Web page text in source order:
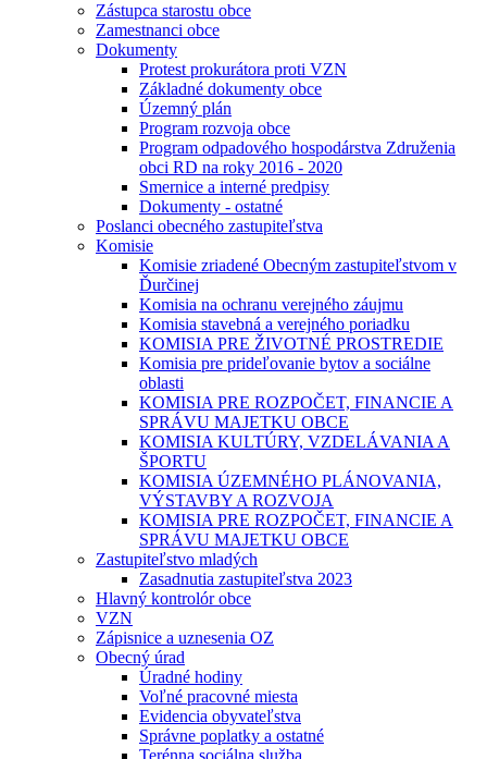
Zástupca starostu obce
Zamestnanci obce
Dokumenty
Protest prokurátora proti VZN
Základné dokumenty obce
Územný plán
Program rozvoja obce
Program odpadového hospodárstva Združenia
obci RD na roky 2016 - 2020
Smernice a interné predpisy
Dokumenty - ostatné
Poslanci obecného zastupiteľstva
Komisie
Komisie zriadené Obecným zastupiteľstvom v
Ďurčinej
Komisia na ochranu verejného záujmu
Komisia stavebná a verejného poriadku
KOMISIA PRE ŽIVOTNÉ PROSTREDIE
Komisia pre prideľovanie bytov a sociálne
oblasti
KOMISIA PRE ROZPOČET, FINANCIE A
SPRÁVU MAJETKU OBCE
KOMISIA KULTÚRY, VZDELÁVANIA A
ŠPORTU
KOMISIA ÚZEMNÉHO PLÁNOVANIA,
VÝSTAVBY A ROZVOJA
KOMISIA PRE ROZPOČET, FINANCIE A
SPRÁVU MAJETKU OBCE
Zastupiteľstvo mladých
Zasadnutia zastupiteľstva 2023
Hlavný kontrolór obce
VZN
Zápisnice a uznesenia OZ
Obecný úrad
Úradné hodiny
Voľné pracovné miesta
Evidencia obyvateľstva
Správne poplatky a ostatné
Terénna sociálna služba